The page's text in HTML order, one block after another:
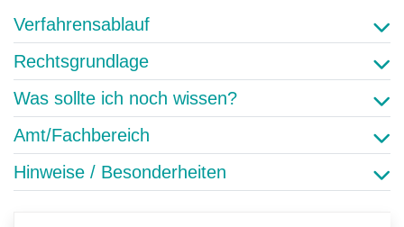
Verfahrensablauf
Rechtsgrundlage
Was sollte ich noch wissen?
Amt/Fachbereich
Hinweise / Besonderheiten